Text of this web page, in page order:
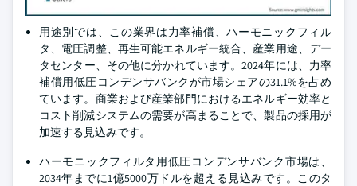
用途別では、この業界は力率補償、ハーモニックフィル
タ、電圧調整、再生可能エネルギー統合、産業用途、デー
タセンター、その他に分かれています。2024年には、力率
補償用低圧コンデンサバンクが市場シェアの31.1%を占め
ています。商業および産業部門におけるエネルギー効率と
コスト削減システムの需要が高まることで、製品の採用が
加速する見込みです。
ハーモニックフィルタ用低圧コンデンサバンク市場は、
2034年までに1億5000万ドルを超える見込みです。このタ